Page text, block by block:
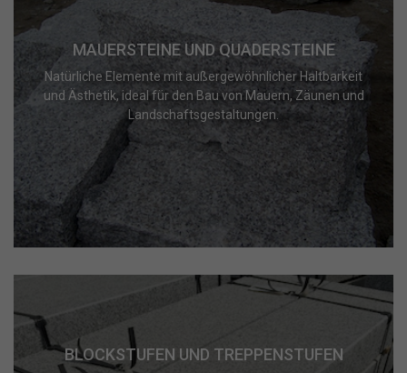
MAUERSTEINE UND QUADERSTEINE
Natürliche Elemente mit außergewöhnlicher Haltbarkeit
und Ästhetik, ideal für den Bau von Mauern, Zäunen und
Landschaftsgestaltungen.
BLOCKSTUFEN UND TREPPENSTUFEN